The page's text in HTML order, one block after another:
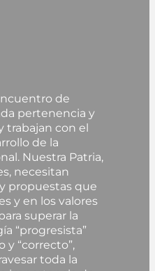
de
pertenencia y
trabajan con el
de la
Nuestra Patria,
necesitan
propuestas que
y en los valores
superar la
“progresista”
“correcto”,
toda la